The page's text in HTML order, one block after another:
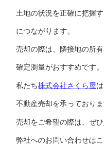
土地の状況を正確に把握
につながります。
売却の際は、隣接地の所
確定測量がおすすめです。
私たち株式会社さくら屋
不動産売却を承っておりま
売却をご希望の際は、ぜひ
弊社へのお問い合わせは